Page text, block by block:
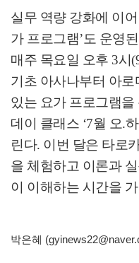
실무 역량 강화에 이
가 프로그램’도 운영
매주 목요일 오후 3시
기초 아사나부터 아로
있는 요가 프로그램을
데이 클래스 ‘7월 오.하
린다. 이번 달은 타로
을 체험하고 이론과
이 이해하는 시간을
박은혜